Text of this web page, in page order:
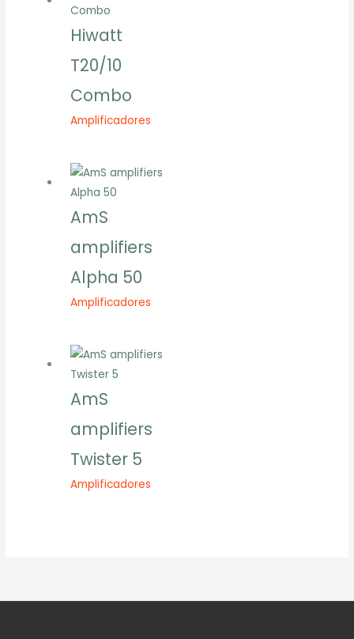
Hiwatt
T20/10
Combo
Amplificadores
AmS
amplifiers
Alpha 50
Amplificadores
AmS
amplifiers
Twister 5
Amplificadores